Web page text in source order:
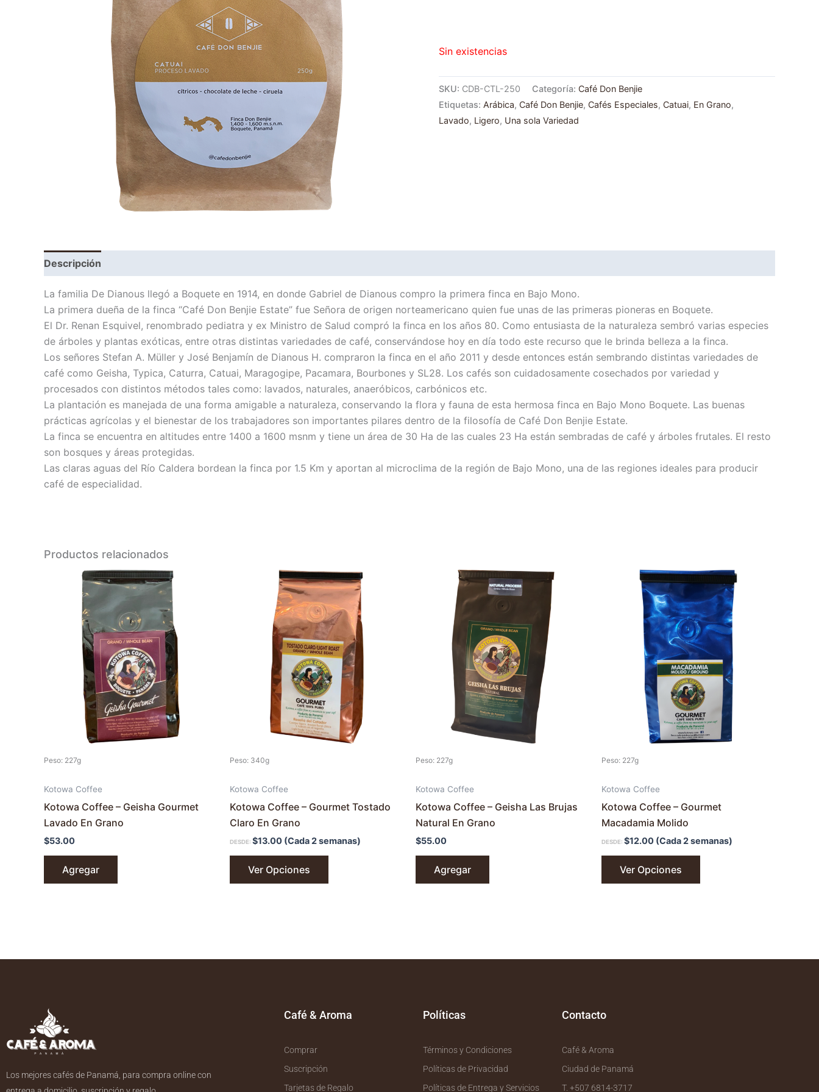
Sin existencias
SKU: CDB-CTL-250 Categoría: Café Don Benjie
Etiquetas: Arábica, Café Don Benjie, Cafés Especiales, Catuai, En Grano,
Lavado, Ligero, Una sola Variedad
Descripción
La familia De Dianous llegó a Boquete en 1914, en donde Gabriel de Dianous compro la primera finca en Bajo Mono.
La primera dueña de la finca “Café Don Benjie Estate” fue Señora de origen norteamericano quien fue unas de las primeras pioneras en Boquete.
El Dr. Renan Esquivel, renombrado pediatra y ex Ministro de Salud compró la finca en los años 80. Como entusiasta de la naturaleza sembró varias especies
de árboles y plantas exóticas, entre otras distintas variedades de café, conservándose hoy en día todo este recurso que le brinda belleza a la finca.
Los señores Stefan A. Müller y José Benjamín de Dianous H. compraron la finca en el año 2011 y desde entonces están sembrando distintas variedades de
café como Geisha, Typica, Caturra, Catuai, Maragogipe, Pacamara, Bourbones y SL28. Los cafés son cuidadosamente cosechados por variedad y
procesados con distintos métodos tales como: lavados, naturales, anaeróbicos, carbónicos etc.
La plantación es manejada de una forma amigable a naturaleza, conservando la flora y fauna de esta hermosa finca en Bajo Mono Boquete. Las buenas
prácticas agrícolas y el bienestar de los trabajadores son importantes pilares dentro de la filosofía de Café Don Benjie Estate.
La finca se encuentra en altitudes entre 1400 a 1600 msnm y tiene un área de 30 Ha de las cuales 23 Ha están sembradas de café y árboles frutales. El resto
son bosques y áreas protegidas.
Las claras aguas del Río Caldera bordean la finca por 1.5 Km y aportan al microclima de la región de Bajo Mono, una de las regiones ideales para producir
café de especialidad.
Productos relacionados
Peso: 227g
Kotowa Coffee
Kotowa Coffee – Geisha Gourmet
Lavado En Grano
$53.00
Agregar
Peso: 340g
Kotowa Coffee
Kotowa Coffee – Gourmet Tostado
Claro En Grano
DESDE: $13.00 (Cada 2 semanas)
Ver Opciones
Este
producto
tiene
múltiples
variantes.
Las
opciones
se
pueden
elegir
en
Peso: 227g
Kotowa Coffee
Kotowa Coffee – Geisha Las Brujas
Natural En Grano
$55.00
Agregar
Peso: 227g
Kotowa Coffee
Kotowa Coffee – Gourmet
Macadamia Molido
DESDE: $12.00 (Cada 2 semanas)
Ver Opciones
Este
producto
tiene
múltiples
variantes.
Las
opciones
se
pueden
elegir
en
Los mejores cafés de Panamá, para compra online con
Café & Aroma
Comprar
Suscripción
Tarjetas de Regalo
Políticas
Términos y Condiciones
Políticas de Privacidad
Políticas de Entrega y Servicios
Contacto
Café & Aroma
Ciudad de Panamá
T. +507 6814-3717